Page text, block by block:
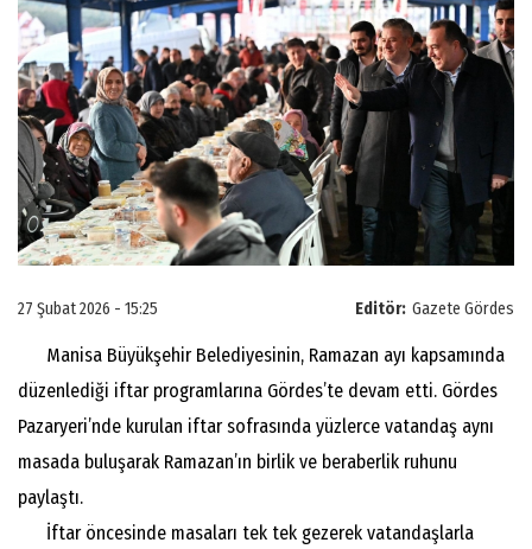
Editör: Gazete Gördes
27 Şubat 2026 - 15:25
Manisa Büyükşehir Belediyesinin, Ramazan ayı kapsamında
düzenlediği iftar programlarına Gördes’te devam etti. Gördes
Pazaryeri’nde kurulan iftar sofrasında yüzlerce vatandaş aynı
masada buluşarak Ramazan’ın birlik ve beraberlik ruhunu
paylaştı.
İftar öncesinde masaları tek tek gezerek vatandaşlarla